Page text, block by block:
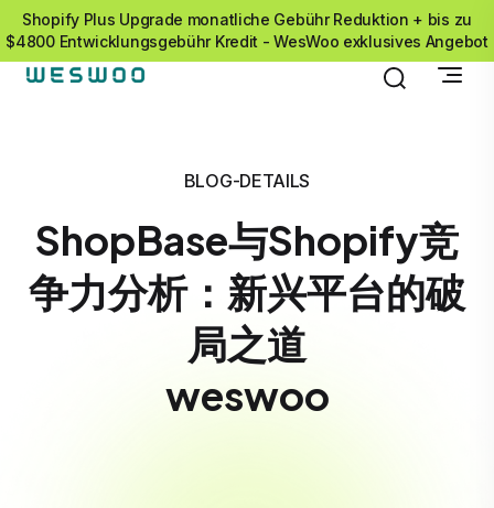
Shopify Plus Upgrade monatliche Gebühr Reduktion + bis zu
$4800 Entwicklungsgebühr Kredit - WesWoo exklusives Angebot
BLOG-DETAILS
ShopBase与Shopify竞
争力分析：新兴平台的破
局之道
weswoo